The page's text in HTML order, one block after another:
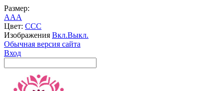
Размер:
AAA
Цвет: CCC
Изображения Вкл.Выкл.
Обычная версия сайта
Вход